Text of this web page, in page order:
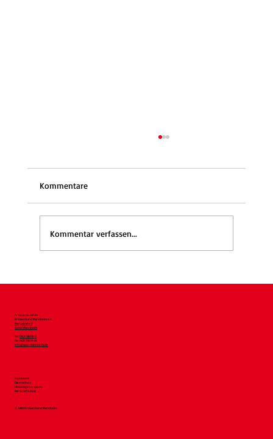
Kommentare
Kommentar verfassen...
Arbeiterwohlfahrt
Kreisverband Mannheim e.V.
Murgstraße 3
68167 Mannheim
Tel. 0621 33819-0
Fax 0621 33819-54
info@awo-mannheim.de
Impressum
Datenschutz
Hinweisgebersystem
Barrierefreiheit
© AWO Kreisverband Mannheim